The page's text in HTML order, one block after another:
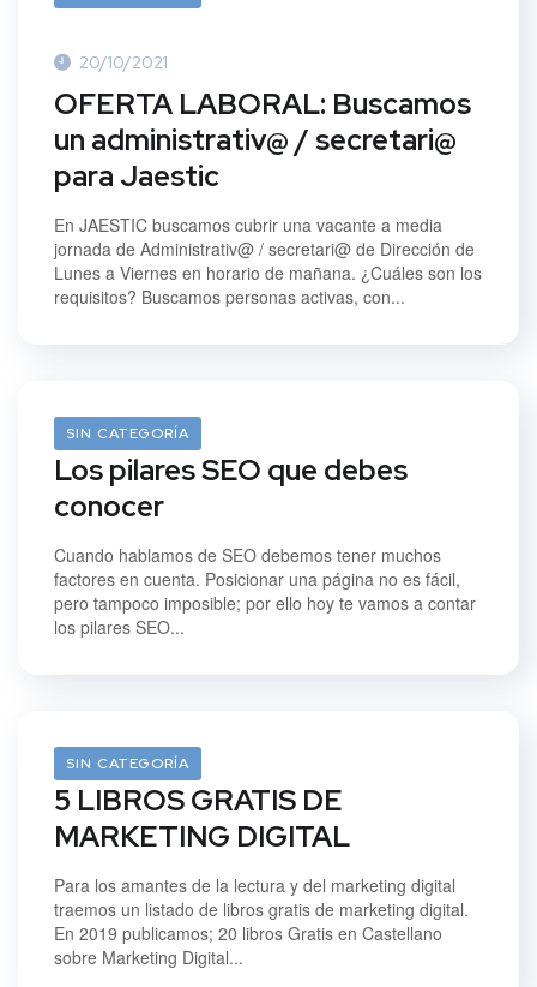
20/10/2021
OFERTA LABORAL: Buscamos
un administrativ@ / secretari@
para Jaestic
En JAESTIC buscamos cubrir una vacante a media
jornada de Administrativ@ / secretari@ de Dirección de
Lunes a Viernes en horario de mañana. ¿Cuáles son los
requisitos? Buscamos personas activas, con...
SIN CATEGORÍA
20/10/2021
Los pilares SEO que debes
conocer
Cuando hablamos de SEO debemos tener muchos
factores en cuenta. Posicionar una página no es fácil,
pero tampoco imposible; por ello hoy te vamos a contar
los pilares SEO...
SIN CATEGORÍA
06/10/2021
5 LIBROS GRATIS DE
MARKETING DIGITAL
Para los amantes de la lectura y del marketing digital
traemos un listado de libros gratis de marketing digital.
En 2019 publicamos; 20 libros Gratis en Castellano
sobre Marketing Digital...